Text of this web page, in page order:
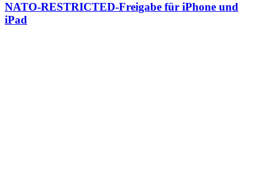
NATO-RESTRICTED-Freigabe für iPhone und
iPad